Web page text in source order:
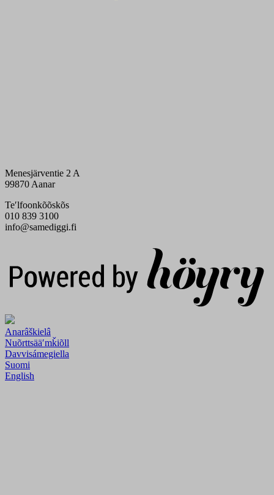
Menesjärventie 2 A
99870 Aanar
Teʹlfoonkõõskõs
010 839 3100
info@samediggi.fi
Anarâškielâ
Nuõrttsääʹmǩiõll
Davvisámegiella
Suomi
English